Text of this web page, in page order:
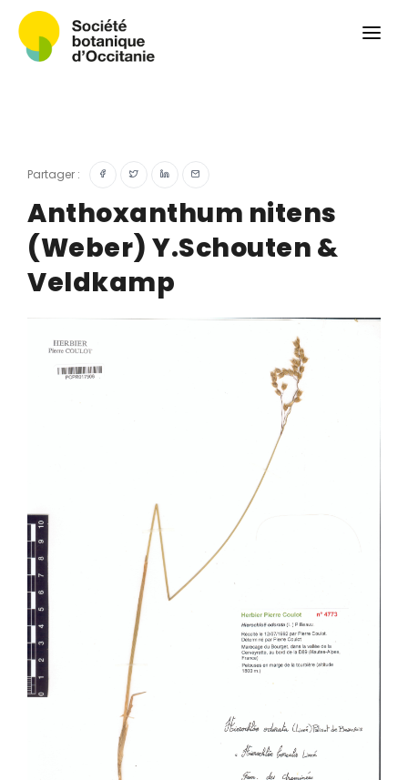
Herbier PCPR
Ressources
Actualités et calendrier
Partager :
Anthoxanthum nitens
(Weber) Y.Schouten &
Veldkamp